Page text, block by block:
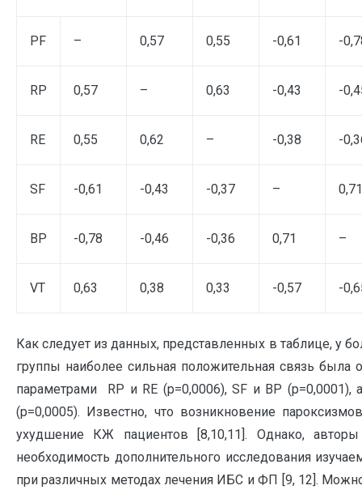
PF – 0,57 0,55 -0,61 -
RP 0,57 – 0,63 -0,43 -
RE 0,55 0,62 – -0,38 -
SF -0,61 -0,43 -0,37 – 0,71
BP -0,78 -0,46 -0,36 0,71 –
VT 0,63 0,38 0,33 -0,57 -
Как следует из данных, представленных в таблице, у
группы наиболее сильная положительная связь была
параметрами RP и RE (p=0,0006), SF и BP (p=0,0001),
(p=0,0005). Известно, что возникновение
ухудшение КЖ пациентов [8,10,11]. Однако,
необходимость дополнительного исследования
при различных методах лечения ИБС и ФП [9, 12].